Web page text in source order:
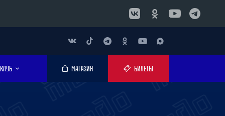
КЛУБ МАГАЗИН БИЛЕТЫ